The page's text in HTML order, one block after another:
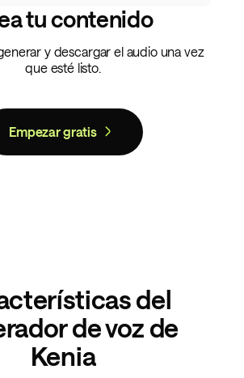
tu contenido
y descargar el audio una vez
que esté listo.
Empezar gratis
del
de voz de
Kenia